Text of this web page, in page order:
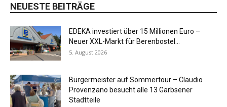
NEUESTE BEITRÄGE
EDEKA investiert über 15 Millionen Euro –
Neuer XXL-Markt für Berenbostel...
5. August 2026
Bürgermeister auf Sommertour – Claudio
Provenzano besucht alle 13 Garbsener
Stadtteile